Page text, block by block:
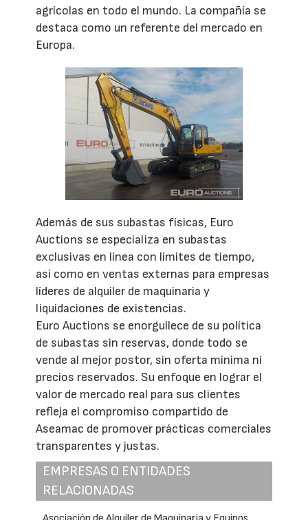
agrícolas en todo el mundo. La compañía se
destaca como un referente del mercado en
Europa.
Además de sus subastas físicas, Euro
Auctions se especializa en subastas
exclusivas en línea con límites de tiempo,
así como en ventas externas para empresas
líderes de alquiler de maquinaria y
liquidaciones de existencias.
Euro Auctions se enorgullece de su política
de subastas sin reservas, donde todo se
vende al mejor postor, sin oferta mínima ni
precios reservados. Su enfoque en lograr el
valor de mercado real para sus clientes
refleja el compromiso compartido de
Aseamac de promover prácticas comerciales
transparentes y justas.
EMPRESAS O ENTIDADES
RELACIONADAS